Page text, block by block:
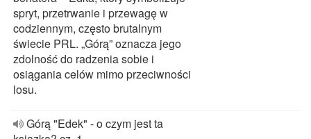
spryt, przetrwanie i przewagę w
codziennym, często brutalnym
świecie PRL. „Górą” oznacza jego
zdolność do radzenia sobie i
osiągania celów mimo przeciwności
losu.
Górą "Edek" - o czym jest ta